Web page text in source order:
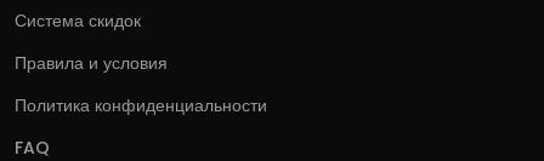
Система скидок
Правила и условия
Политика конфиденциальности
FAQ